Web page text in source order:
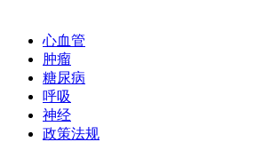
心血管
肿瘤
糖尿病
呼吸
神经
政策法规